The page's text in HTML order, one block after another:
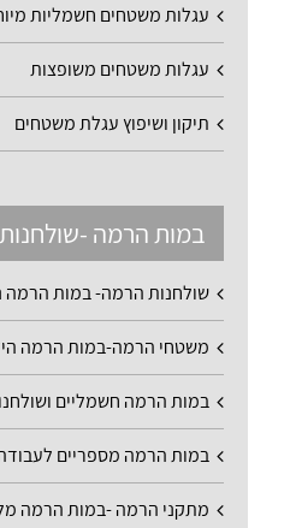
עגלות משטחים חשמליות
עגלות משטחים משופצות
תיקון ושיפוץ עגלת משטחים
במות הרמה -
שולחנות הרמה- במות הרמה
משטחי הרמה-במות הרמה
במות הרמה חשמליים
במות הרמה מספריים
מתקני הרמה -במות הרמה